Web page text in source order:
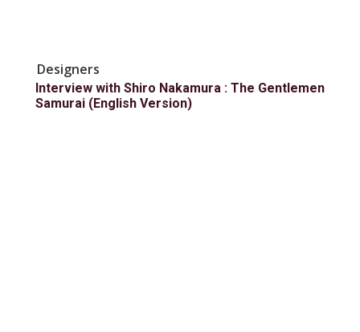
Designers
Interview with Shiro Nakamura : The Gentlemen
Samurai (English Version)